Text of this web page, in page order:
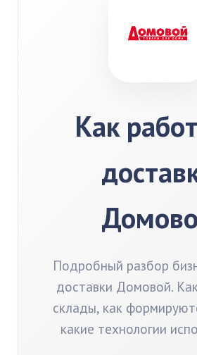
Как
Подробный разбор
доставки Домовой.
склады, как
какие технологии